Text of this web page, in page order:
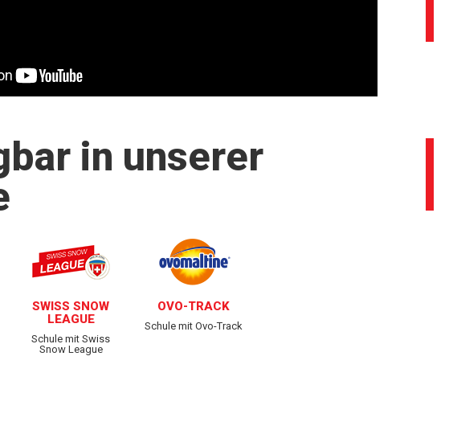
in unserer
SWISS SNOW
LEAGUE
Schule mit Swiss
Snow League
OVO-TRACK
Schule mit Ovo-Track